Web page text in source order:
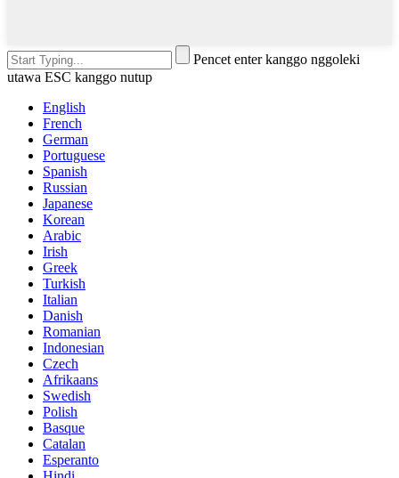
Pencet enter kanggo nggoleki
utawa ESC kanggo nutup
English
French
German
Portuguese
Spanish
Russian
Japanese
Korean
Arabic
Irish
Greek
Turkish
Italian
Danish
Romanian
Indonesian
Czech
Afrikaans
Swedish
Polish
Basque
Catalan
Esperanto